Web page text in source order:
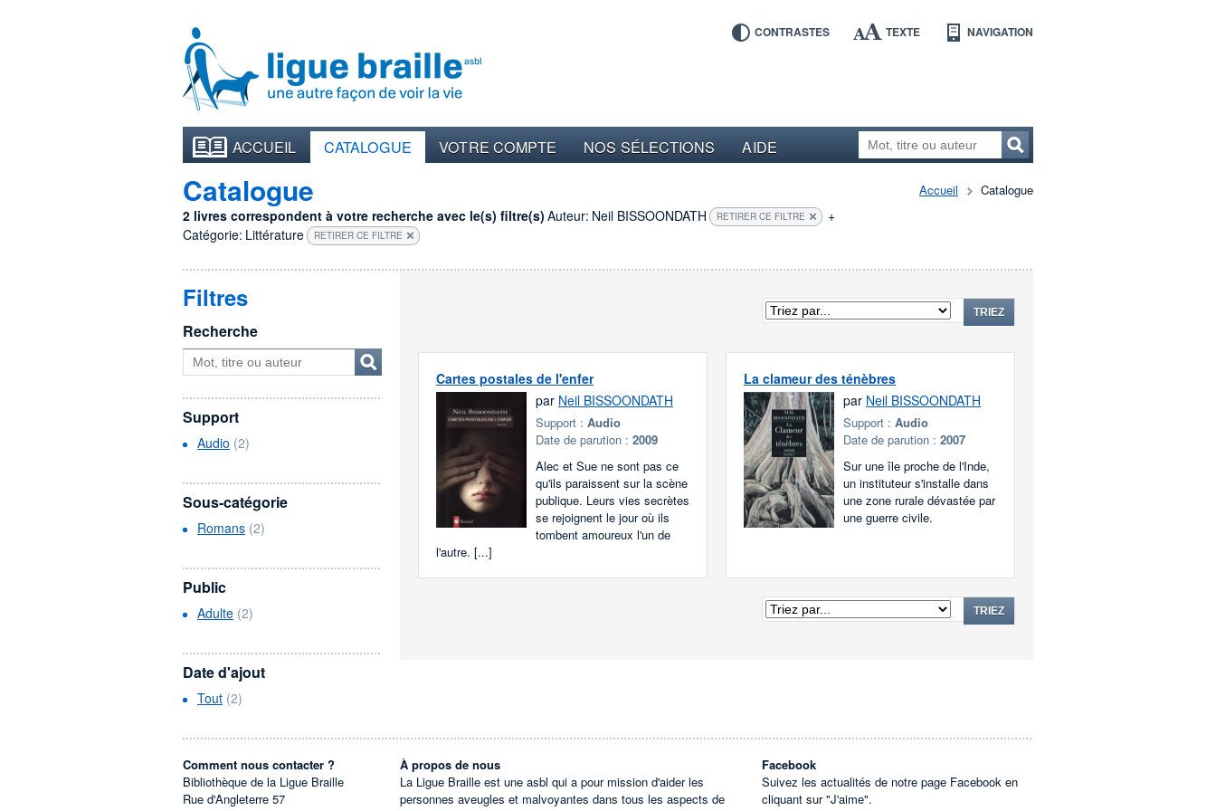
CONTRASTES TEXTE NAVIGATION
ACCUEIL CATALOGUE VOTRE COMPTE NOS SÉLECTIONS AIDE
Accueil Catalogue
Catalogue
2 livres correspondent à votre recherche avec le(s) filtre(s) Auteur: Neil BISSOONDATH RETIRER CE FILTRE
+
Catégorie: Littérature RETIRER CE FILTRE
TRIEZ
Cartes postales de l'enfer
par Neil BISSOONDATH
Support :Audio
Date de parution :2009
Alec et Sue ne sont pas ce
qu'ils paraissent sur la scène
publique. Leurs vies secrètes
se rejoignent le jour où ils
tombent amoureux l'un de
l'autre. [...]
La clameur des ténèbres
par Neil BISSOONDATH
Support : Audio
Date de parution : 2007
Sur une île proche de l'Inde,
un instituteur s'installe dans
une zone rurale dévastée par
une guerre civile.
TRIEZ
Filtres
Recherche
Support
Audio (2)
Sous-catégorie
Romans (2)
Public
Adulte (2)
Date d'ajout
Tout (2)
Comment nous contacter ?
Bibliothèque de la Ligue Braille
Rue d'Angleterre 57
À propos de nous
La Ligue Braille est une asbl qui a pour mission d'aider les
personnes aveugles et malvoyantes dans tous les aspects de
Facebook
Suivez les actualités de notre page Facebook en
cliquant sur "J'aime".